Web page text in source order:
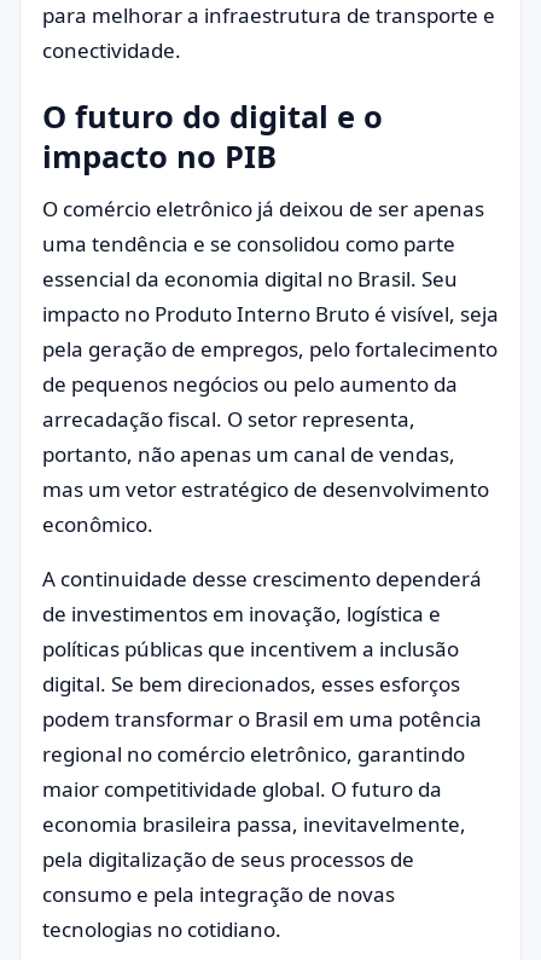
para melhorar a infraestrutura de transporte e
conectividade.
O futuro do digital e o
impacto no PIB
O comércio eletrônico já deixou de ser apenas
uma tendência e se consolidou como parte
essencial da economia digital no Brasil. Seu
impacto no Produto Interno Bruto é visível, seja
pela geração de empregos, pelo fortalecimento
de pequenos negócios ou pelo aumento da
arrecadação fiscal. O setor representa,
portanto, não apenas um canal de vendas,
mas um vetor estratégico de desenvolvimento
econômico.
A continuidade desse crescimento dependerá
de investimentos em inovação, logística e
políticas públicas que incentivem a inclusão
digital. Se bem direcionados, esses esforços
podem transformar o Brasil em uma potência
regional no comércio eletrônico, garantindo
maior competitividade global. O futuro da
economia brasileira passa, inevitavelmente,
pela digitalização de seus processos de
consumo e pela integração de novas
tecnologias no cotidiano.